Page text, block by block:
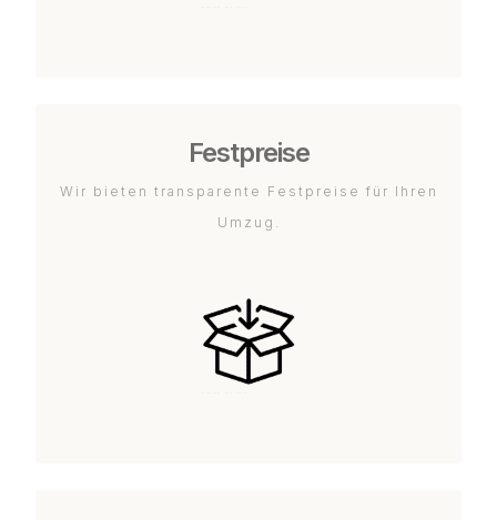
Festpreise
Wir bieten transparente Festpreise für Ihren
Umzug.